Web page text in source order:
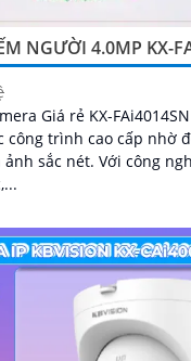
NGƯỜI 4.0MP KX-
Giá rẻ KX-
công trình cao cấp nhờ
công nghệ Hồng Ngoại